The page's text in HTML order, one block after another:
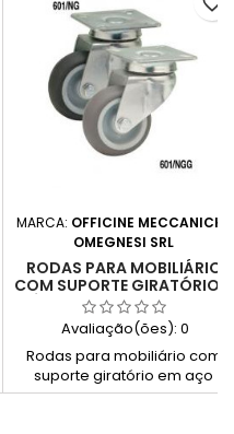
MARCA: OFFICINE MECCANICHE
OMEGNESI SRL
RODAS PARA MOBILIÁRIO
COM SUPORTE GIRATÓRIO –
SÉRIE 601/NG – BORRACHA
PRETA OU CINZENTA
Avaliação(ões): 0
Rodas para mobiliário com
suporte giratório em aço
estampado zincado, rodas em